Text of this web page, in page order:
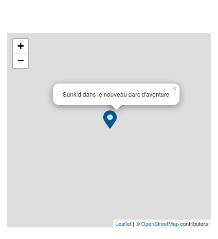
Sunkid dans le nouveau parc d'aventure
×
+
−
Leaflet | ©OpenStreetMapcontributors